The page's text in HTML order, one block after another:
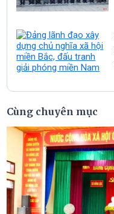
Cùng chuyên mục